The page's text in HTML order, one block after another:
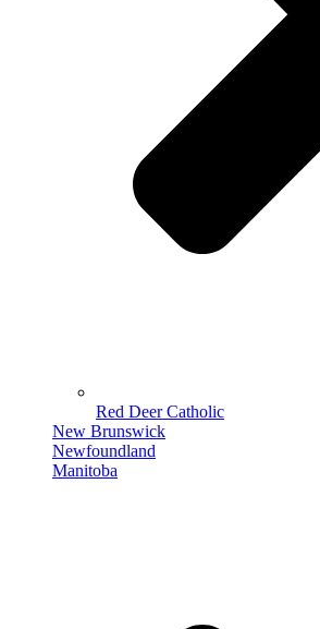
Red Deer Catholic
New Brunswick
Newfoundland
Manitoba